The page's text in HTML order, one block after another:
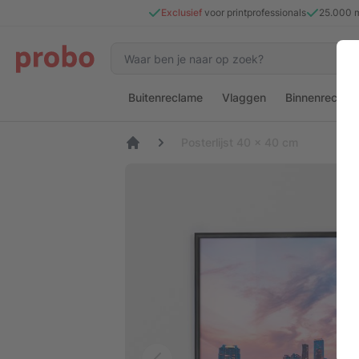
Exclusief voor printprofessionals 25.000
Buitenreclame Vlaggen